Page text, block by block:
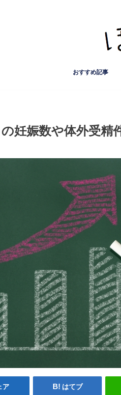
おすすめ記事
妊娠数や体外受精
ア はてブ